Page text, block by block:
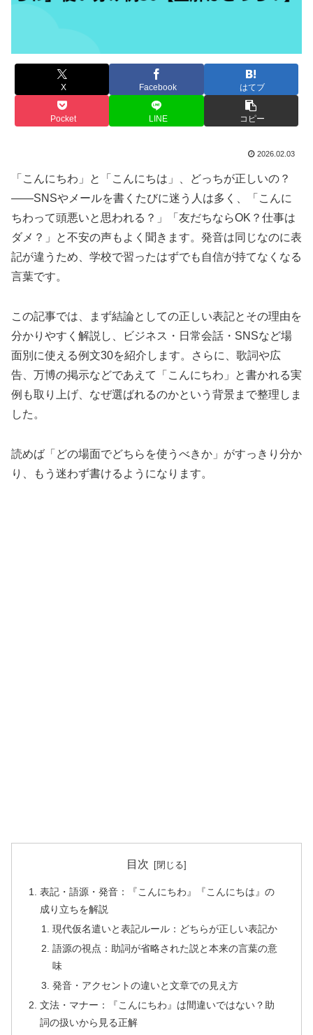
X Facebook はてブ
Pocket LINE コピー
2026.02.03
「こんにちわ」と「こんにちは」、どっちが正しいの？
――SNSやメールを書くたびに迷う人は多く、「こんに
ちわって頭悪いと思われる？」「友だちならOK？仕事は
ダメ？」と不安の声もよく聞きます。発音は同じなのに表
記が違うため、学校で習ったはずでも自信が持てなくなる
言葉です。
この記事では、まず結論としての正しい表記とその理由を
分かりやすく解説し、ビジネス・日常会話・SNSなど場
面別に使える例文30を紹介します。さらに、歌詞や広
告、万博の掲示などであえて「こんにちわ」と書かれる実
例も取り上げ、なぜ選ばれるのかという背景まで整理しま
した。
読めば「どの場面でどちらを使うべきか」がすっきり分か
り、もう迷わず書けるようになります。
目次
表記・語源・発音：『こんにちわ』『こんにちは』の
成り立ちを解説
現代仮名遣いと表記ルール：どちらが正しい表記か
語源の視点：助詞が省略された説と本来の言葉の意
味
発音・アクセントの違いと文章での見え方
文法・マナー：『こんにちわ』は間違いではない？助
詞の扱いから見る正解